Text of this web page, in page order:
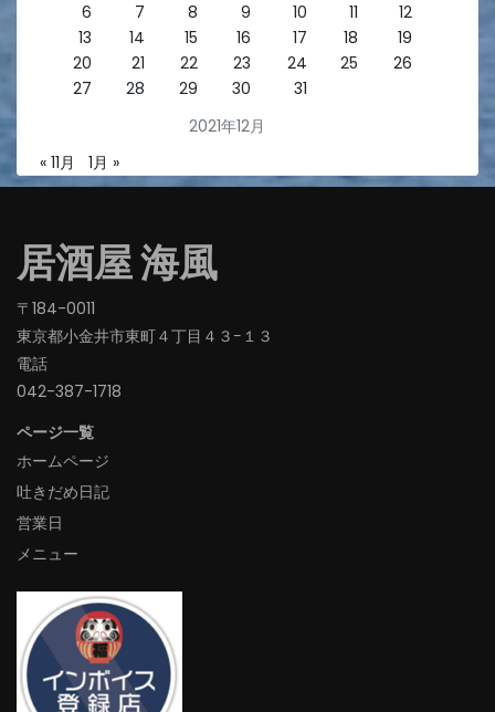
2021年12月
6
7 8 9 10 11
12
13
14 15 16 17 18
19
20
21 22 23 24 25
26
27
28 29 30 31
« 11月 1月 »
居酒屋 海風
〒184-0011
東京都小金井市東町４丁目４３−１３
電話
042-387-1718‬
ページ一覧
ホームページ
吐きだめ日記
営業日
メニュー